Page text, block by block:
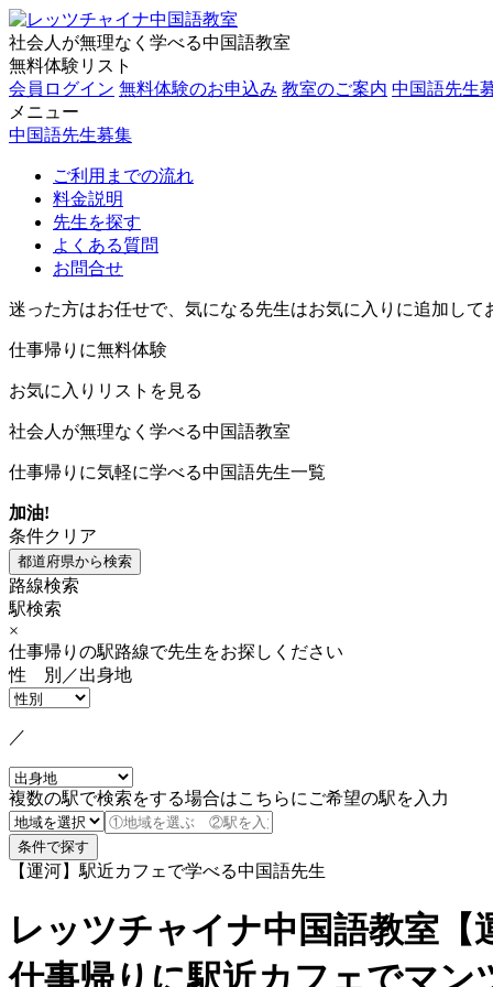
社会人が無理なく学べる中国語教室
無料体験リスト
会員ログイン 無料体験のお申込み 教室のご案内 中国語先生
メニュー
中国語先生募集
ご利用までの流れ
料金説明
先生を探す
よくある質問
お問合せ
迷った方はお任せで、気になる先生はお気に入りに追加して
仕事帰りに無料体験
お気に入りリストを見る
社会人が無理なく学べる中国語教室
仕事帰りに気軽に学べる中国語先生一覧
加油!
条件クリア
路線検索
駅検索
×
仕事帰りの駅路線で先生をお探しください
性 別／出身地
／
複数の駅で検索をする場合はこちらにご希望の駅を入力
【運河】駅近カフェで学べる中国語先生
レッツチャイナ中国語教室【
仕事帰りに駅近カフェでマン